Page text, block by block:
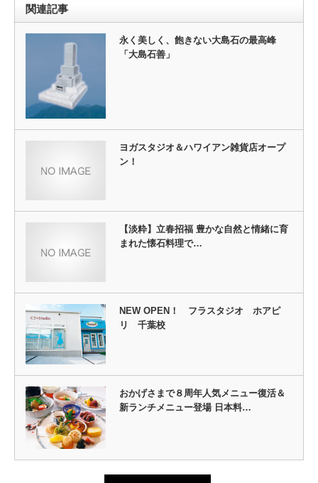
関連記事
永く美しく、飽きない大島石の最高峰
「大島石善」
ヨガスタジオ＆ハワイアン雑貨店オープ
ン！
【淡粋】立春招福 豊かな自然と情緒に育
まれた懐石料理で…
NEW OPEN！ フラスタジオ ホアピ
リ 千葉校
おかげさまで８周年人気メニュー復活＆
新ランチメニュー登場 日本料…